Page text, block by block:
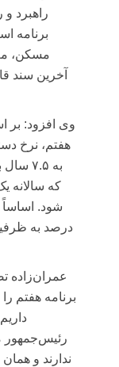
راهبرد
برنامه
مسکن،
آخرین سند
وی افزود: بر
هفتم، نرخ
به
که سالانه
شود.
درصد به
عمران‌زاده
برنامه هفتم
رئیس‌جمهور
ندارند و